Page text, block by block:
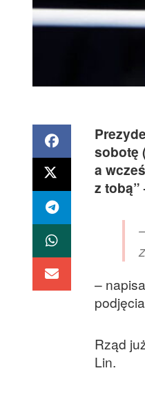
sobotę
a
z tobą”
–
Rząd
Lin.